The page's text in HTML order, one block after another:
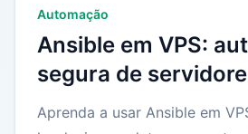
Automação
Ansible em VPS:
segura de
Aprenda a usar Ansible em